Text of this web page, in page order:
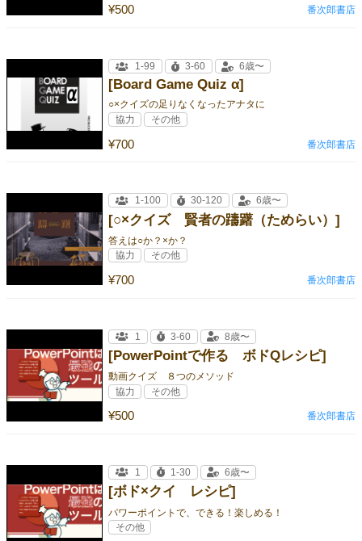
¥500 番次郎書店
[Board Game Quiz α]
○×クイズの足りなくなったアナタに
¥700
1-99 3-60 6歳〜
協力 その他
番次郎書店
[○×クイズ 賢者の躊躇（ためらい）]
答えは○か？×か？
¥700
1-100 30-120 6歳〜
協力 その他
番次郎書店
[PowerPointで作る ボドQレシピ]
動画クイズ ８つのメソッド
¥500
1 3-60 8歳〜
協力 その他
番次郎書店
[ボド×クイ レシピ]
パワーポイントで、できる！楽しめる！
1 1-30 6歳〜
その他